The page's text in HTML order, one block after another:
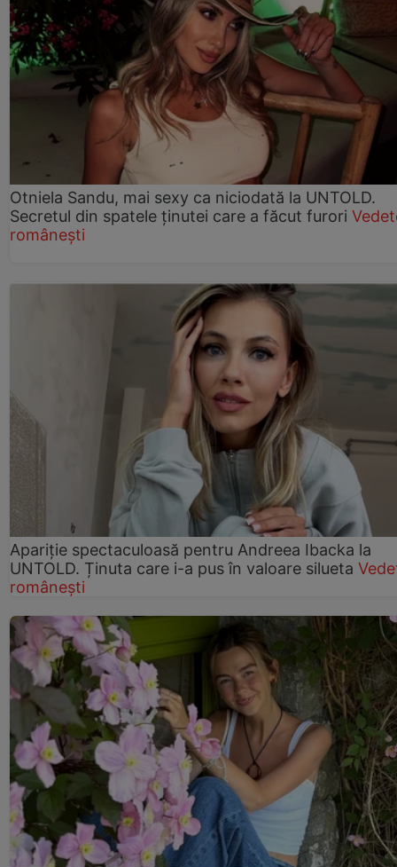
Otniela Sandu, mai sexy ca niciodată la UNTOLD.
Secretul din spatele ținutei care a făcut furori
românești
Apariție spectaculoasă pentru Andreea Ibacka la
UNTOLD. Ținuta care i-a pus în valoare silueta
românești